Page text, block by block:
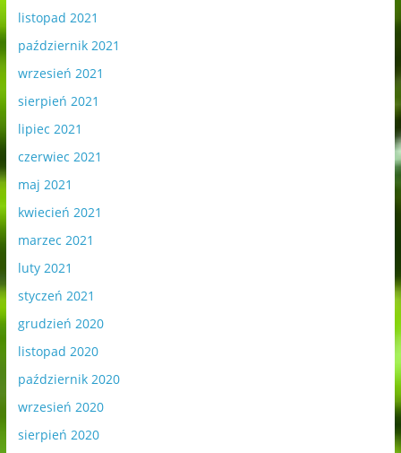
listopad 2021
październik 2021
wrzesień 2021
sierpień 2021
lipiec 2021
czerwiec 2021
maj 2021
kwiecień 2021
marzec 2021
luty 2021
styczeń 2021
grudzień 2020
listopad 2020
październik 2020
wrzesień 2020
sierpień 2020